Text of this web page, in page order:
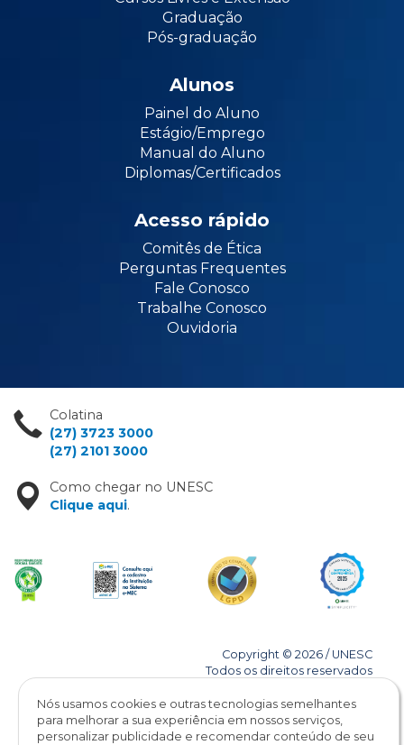
Graduação
Pós-graduação
Alunos
Painel do Aluno
Estágio/Emprego
Manual do Aluno
Diplomas/Certificados
Acesso rápido
Comitês de Ética
Perguntas Frequentes
Fale Conosco
Trabalhe Conosco
Ouvidoria
Colatina
(27) 3723 3000
(27) 2101 3000
Como chegar no UNESC
Clique aqui.
Copyright © 2026 / UNESC
Todos os direitos reservados
Nós usamos cookies e outras tecnologias semelhantes
para melhorar a sua experiência em nossos serviços,
personalizar publicidade e recomendar conteúdo de seu